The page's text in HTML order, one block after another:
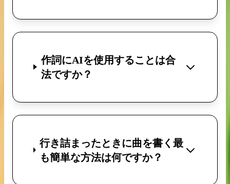
作詞にAIを使用することは合
法ですか？
行き詰まったときに曲を書く最
も簡単な方法は何ですか？